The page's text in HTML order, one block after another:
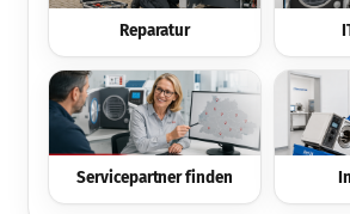
Reparatur
Servicepartner finden